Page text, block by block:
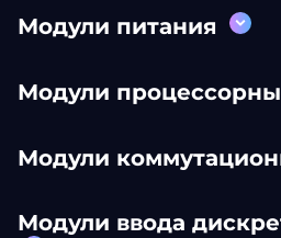
Модули питания
Модули
Модули
Модули ввода